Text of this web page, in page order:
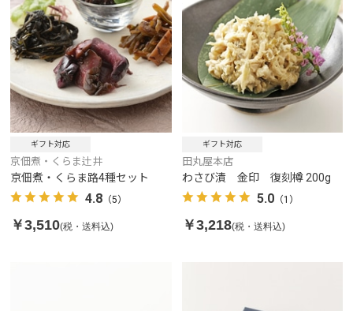
ギフト対応
京佃煮・くらま辻井
京佃煮・くらま路4種セット
4.8 （5）
￥3,510(税・送料込)
ギフト対応
田丸屋本店
わさび漬 金印 復刻樽 200g
5.0（1）
￥3,218(税・送料込)